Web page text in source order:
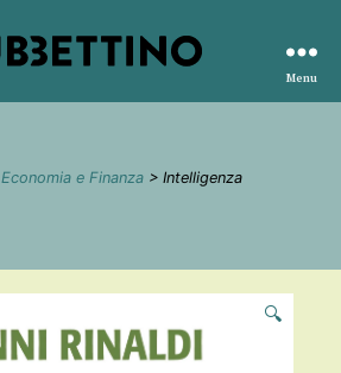
editore
Menu
Economia e Finanza > Intelligenza
🔍